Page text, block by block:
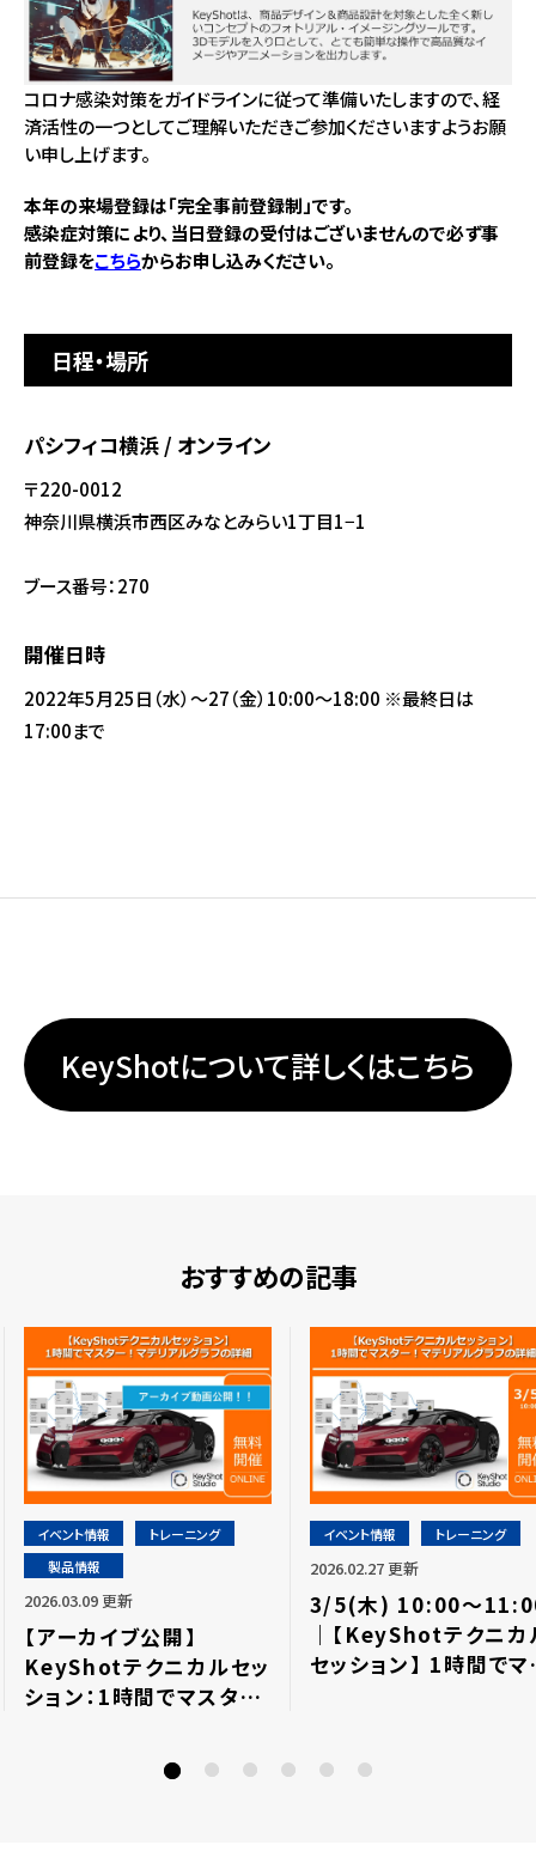
コロナ感染対策をガイドラインに従って準備いたしますので、経
済活性の一つとしてご理解いただきご参加くださいますようお願
い申し上げます。
本年の来場登録は「完全事前登録制」です。
感染症対策により、当日登録の受付はございませんので必ず事
前登録をこちらからお申し込みください。
日程・場所
パシフィコ横浜 / オンライン
〒220-0012
神奈川県横浜市西区みなとみらい1丁目1−1
ブース番号：270
開催日時
2022年5月25日（水）～27（金）10:00～18:00 ※最終日は
17:00まで
KeyShotについて詳しくはこちら
おすすめの記事
イベント情報
トレーニング
製品情報
2026.03.09 更新
【アーカイブ公開】
KeyShotテクニカルセッ
ション：1時間でマスタ
イベント情報 トレーニング
2026.02.27 更新
3/5(木) 10:00～
｜【KeyShotテクニカ
セッション】 1時間で